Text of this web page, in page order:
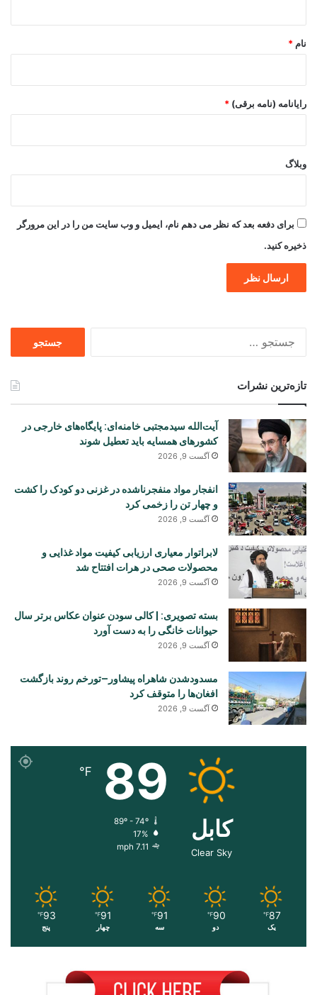
نام *
رایانامه (نامه برقی) *
وبلاگ
برای دفعه بعد که نظر می دهم نام، ایمیل و وب سایت من را در این مرورگر
ذخیره کنید.
تازه‌ترین نشرات
آیت‌الله سیدمجتبی خامنه‌ای: پایگاه‌های خارجی در
کشورهای همسایه باید تعطیل شوند
آگست 9, 2026
انفجار مواد منفجرناشده در غزنی دو کودک را کشت
و چهار تن را زخمی کرد
آگست 9, 2026
لابراتوار معیاری ارزیابی کیفیت مواد غذایی و
محصولات صحی در هرات افتتاح شد
آگست 9, 2026
بسته تصویری: | کالی سودن عنوان عکاس برتر سال
حیوانات خانگی را به دست آورد
آگست 9, 2026
مسدودشدن شاهراه پیشاور–تورخم روند بازگشت
افغان‌ها را متوقف کرد
آگست 9, 2026
کابل
Clear Sky
89
℉
89º - 74º
17%
7.11 mph
87
℉
یک
90
℉
دو
91
℉
سه
91
℉
چهار
93
℉
پنج